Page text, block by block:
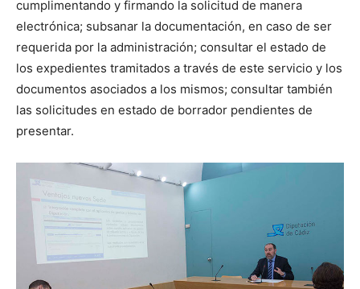
cumplimentando y firmando la solicitud de manera
electrónica; subsanar la documentación, en caso de ser
requerida por la administración; consultar el estado de
los expedientes tramitados a través de este servicio y los
documentos asociados a los mismos; consultar también
las solicitudes en estado de borrador pendientes de
presentar.